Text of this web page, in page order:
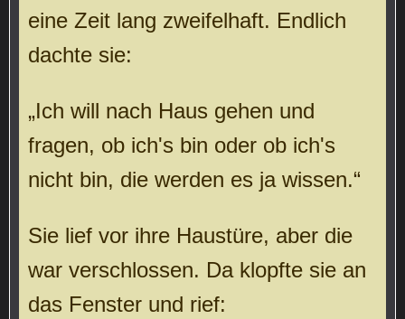
eine Zeit lang zweifelhaft. Endlich
dachte sie:
„Ich will nach Haus gehen und
fragen, ob ich's bin oder ob ich's
nicht bin, die werden es ja wissen.“
Sie lief vor ihre Haustüre, aber die
war verschlossen. Da klopfte sie an
das Fenster und rief: